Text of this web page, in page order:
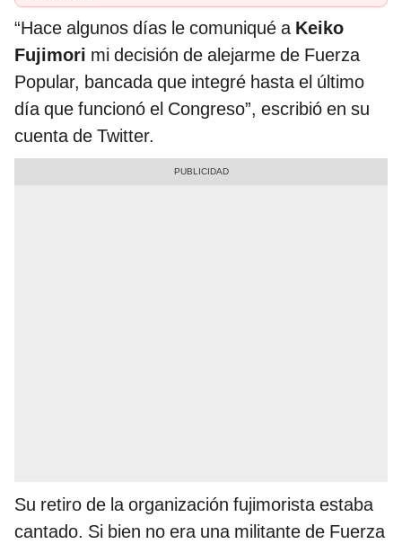
“Hace algunos días le comuniqué a Keiko
Fujimori mi decisión de alejarme de Fuerza
Popular, bancada que integré hasta el último
día que funcionó el Congreso”, escribió en su
cuenta de Twitter.
Su retiro de la organización fujimorista estaba
cantado. Si bien no era una militante de Fuerza